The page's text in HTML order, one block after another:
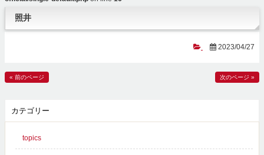
照井
2023/04/27
« 前のページ 次のページ »
カテゴリー
topics